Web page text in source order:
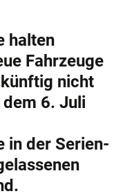
halten
­Fahrzeuge
nicht
6. Juli
in der Serien­